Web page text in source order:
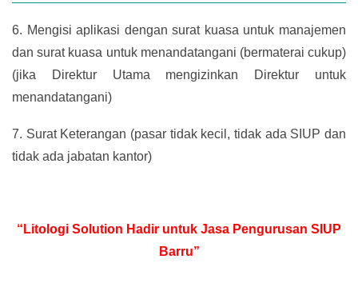
6. Mengisi aplikasi dengan surat kuasa untuk manajemen
dan surat kuasa untuk menandatangani (bermaterai cukup)
(jika Direktur Utama mengizinkan Direktur untuk
menandatangani)
7. Surat Keterangan (pasar tidak kecil, tidak ada SIUP dan
tidak ada jabatan kantor)
“Litologi Solution Hadir untuk Jasa Pengurusan SIUP
Barru”